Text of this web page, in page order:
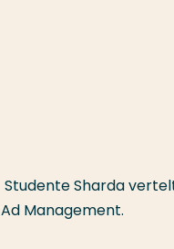
Studente Sharda
Ad Management.